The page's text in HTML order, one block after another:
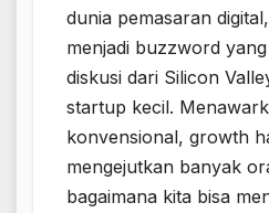
dunia pemasaran
menjadi buzzword
diskusi dari Silicon
startup kecil.
konvensional, growth
mengejutkan banyak
bagaimana kita bisa